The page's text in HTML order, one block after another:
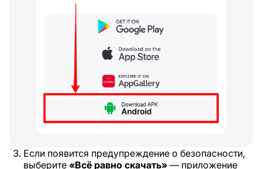
Если появится предупреждение о безопасности,
выберите «Всё равно скачать» — приложение